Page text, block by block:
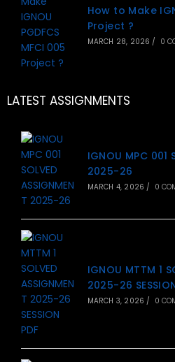
How to Make
Project ?
MARCH 28, 2026 / 0
LATEST ASSIGNMENTS
IGNOU MPC 001
2025-26
MARCH 4, 2026 / 0
IGNOU MTTM 1
2025-26
MARCH 3, 2026 / 0